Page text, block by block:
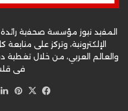
المفيد نيوز مؤسسة صحفية رائدة
الإلكترونية، وتركز على
والعالم العربي، من خلال تغطية
في
فيسبوك
‫X